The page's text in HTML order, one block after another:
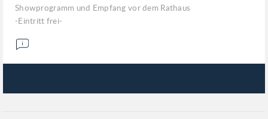
Showprogramm und Empfang vor dem Rathaus
-Eintritt frei-